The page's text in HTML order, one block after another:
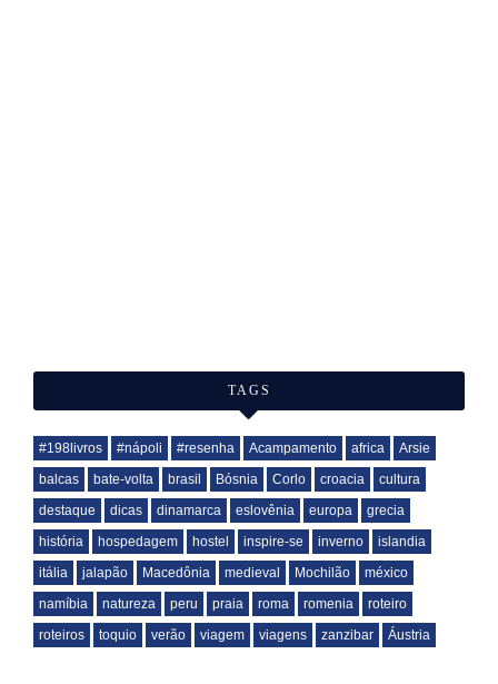
TAGS
#198livros #nápoli #resenha Acampamento africa
Arsie
balcas
bate-volta brasil Bósnia Corlo croacia
cultura
destaque
dicas dinamarca eslovênia europa
grecia
história
hospedagem hostel inspire-se inverno
islandia
itália
jalapão Macedônia medieval Mochilão
méxico
namíbia
natureza peru praia roma romenia
roteiro
roteiros
toquio verão viagem viagens zanzibar Áustria